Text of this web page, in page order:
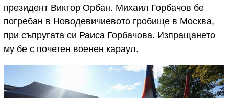
президент Виктор Орбан. Михаил Горбачов бе
погребан в Новодевичиевото гробище в Москва,
при съпругата си Раиса Горбачова. Изпращането
му бе с почетен военен караул.